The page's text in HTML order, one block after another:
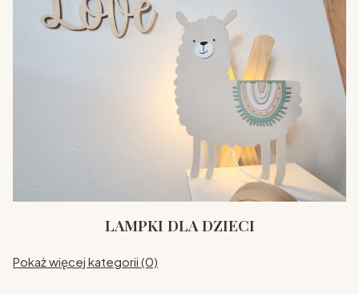
LAMPKI DLA DZIECI
Pokaż więcej kategorii (0)